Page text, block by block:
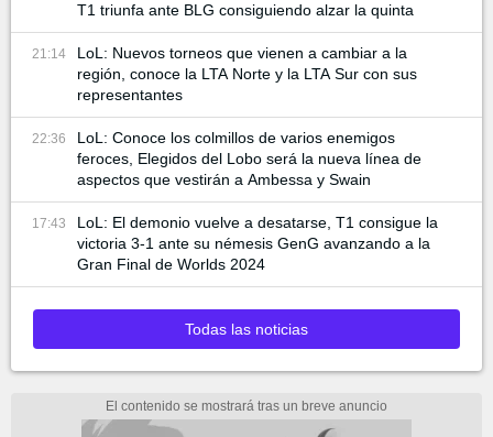
T1 triunfa ante BLG consiguiendo alzar la quinta
21:14
LoL: Nuevos torneos que vienen a cambiar a la
región, conoce la LTA Norte y la LTA Sur con sus
representantes
22:36
LoL: Conoce los colmillos de varios enemigos
feroces, Elegidos del Lobo será la nueva línea de
aspectos que vestirán a Ambessa y Swain
17:43
LoL: El demonio vuelve a desatarse, T1 consigue la
victoria 3-1 ante su némesis GenG avanzando a la
Gran Final de Worlds 2024
Todas las noticias